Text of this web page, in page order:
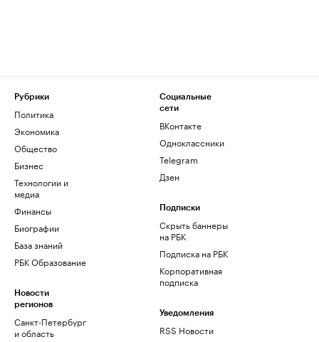
Рубрики
Политика
Экономика
Общество
Бизнес
Технологии и
медиа
Финансы
Биографии
База знаний
РБК Образование
Новости
регионов
Санкт-Петербург
и область
Социальные
сети
ВКонтакте
Одноклассники
Telegram
Дзен
Подписки
Скрыть баннеры
на РБК
Подписка на РБК
Корпоративная
подписка
Уведомления
RSS Новости